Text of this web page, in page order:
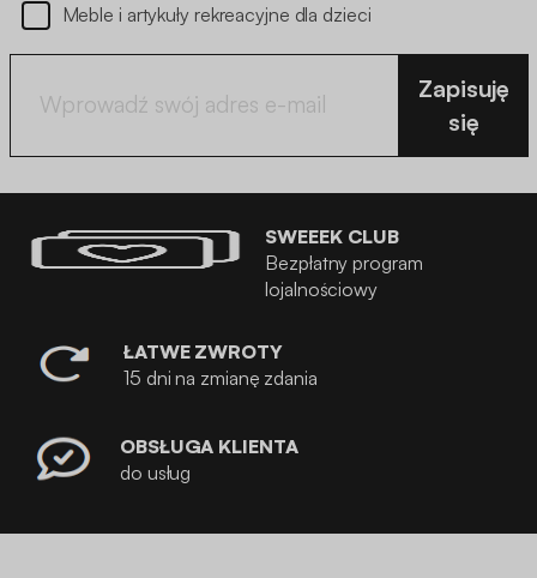
Meble i artykuły rekreacyjne dla dzieci
Zapisuję
się
SWEEEK CLUB
Bezpłatny program
lojalnościowy
ŁATWE ZWROTY
15 dni na zmianę zdania
OBSŁUGA KLIENTA
do usług